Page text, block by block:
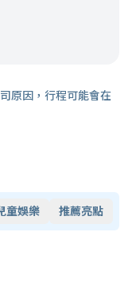
原因，行程可能會在
童娛樂 推薦亮點